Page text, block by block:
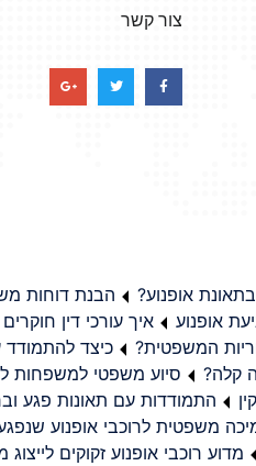
צור קשר
אופנוע?
הבנת דוחות
אופנוע
איך עורכי דין
המשפטית?
כיצד
קלה?
סיוע משפטי למשפחות
התמודדות עם תאונות פגע
משפטית לרוכבי אופנוע
מדוע רוכבי אופנוע זקוקים